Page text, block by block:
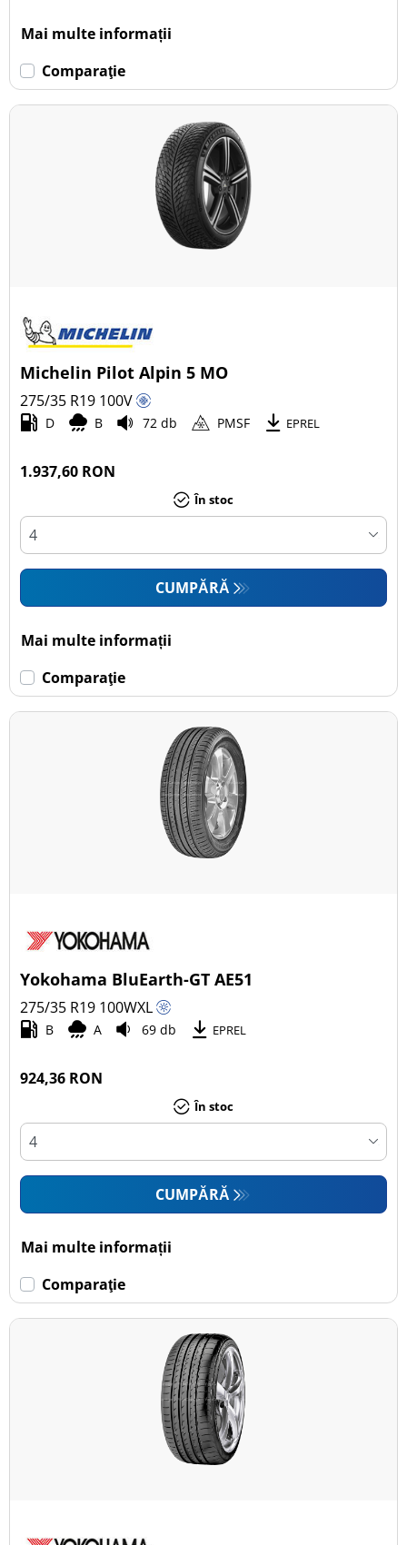
Mai multe informații
Comparaţie
Michelin Pilot Alpin 5 MO
275/35 R19 100V
D B 72 db PMSF EPREL
1.937,60 RON
În stoc
CUMPĂRĂ
Mai multe informații
Comparaţie
Yokohama BluEarth-GT AE51
275/35 R19 100WXL
B A 69 db EPREL
924,36 RON
În stoc
CUMPĂRĂ
Mai multe informații
Comparaţie